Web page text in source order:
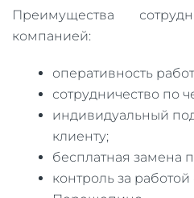
Преимущества
компанией:
оперативность
сотрудничество по
индивидуальный
клиенту;
бесплатная замена
контроль за